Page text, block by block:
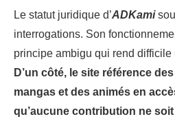
Le statut juridique d’ADKami
interrogations. Son
principe ambigu qui rend difficile
D’un côté, le site référence
mangas et des animés en
qu’aucune contribution ne